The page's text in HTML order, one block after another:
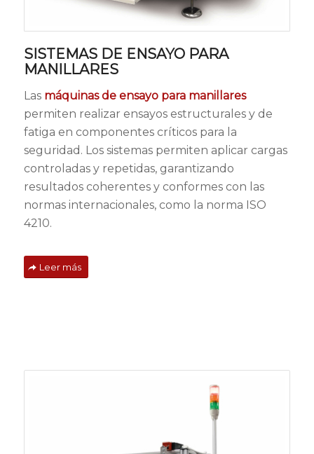
SISTEMAS DE ENSAYO PARA
MANILLARES
Las máquinas de ensayo para manillares
permiten realizar ensayos estructurales y de
fatiga en componentes críticos para la
seguridad. Los sistemas permiten aplicar cargas
controladas y repetidas, garantizando
resultados coherentes y conformes con las
normas internacionales, como la norma ISO
4210.
Leer más